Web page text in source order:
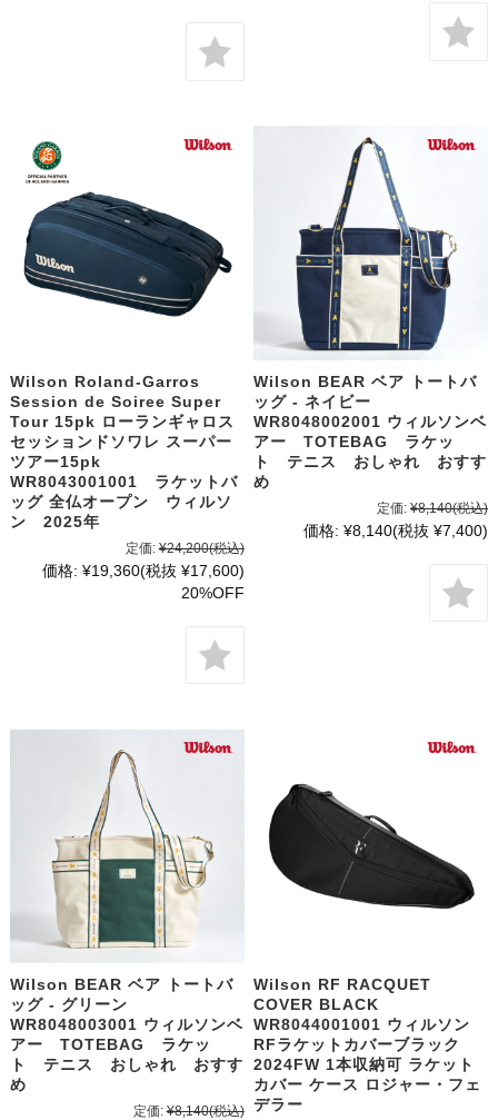
Wilson Roland-Garros
Session de Soiree Super
Tour 15pk ローランギャロス
セッションドソワレ スーパー
ツアー15pk
WR8043001001 ラケットバ
ッグ 全仏オープン ウィルソ
ン 2025年
定価: ¥24,200(税込)
価格: ¥19,360(税抜 ¥17,600)
20%OFF
Wilson BEAR ベア トートバ
ッグ - ネイビー
WR8048002001 ウィルソンベ
アー TOTEBAG ラケッ
ト テニス おしゃれ おすす
め
定価: ¥8,140(税込)
価格: ¥8,140(税抜 ¥7,400)
Wilson BEAR ベア トートバ
ッグ - グリーン
WR8048003001 ウィルソンベ
アー TOTEBAG ラケッ
ト テニス おしゃれ おすす
め
定価: ¥8,140(税込)
Wilson RF RACQUET
COVER BLACK
WR8044001001 ウィルソン
RFラケットカバーブラック
2024FW 1本収納可 ラケット
カバー ケース ロジャー・フェ
デラー